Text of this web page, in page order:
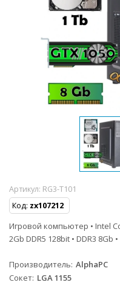
Артикул: RG3-T101
Код: zx107212
Игровой компьютер • Intel
2Gb DDR5 128bit • DDR3 8Gb
Производитель AlphaPC
Сокет LGA 1155